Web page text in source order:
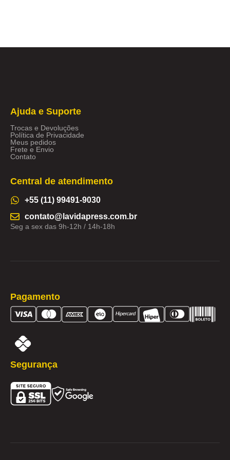
Ajuda e Suporte
Trocas e Devoluções
Política de Privacidade
Meus pedidos
Frete e Envio
Contato
Central de atendimento
+55 (11) 99491-9030
contato@lavidapress.com.br
Seg a sex das 9h-12h / 14h-18h
Pagamento
Segurança